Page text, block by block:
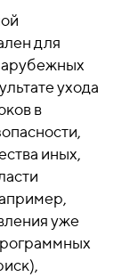
для
ухода
в
иных,
уже